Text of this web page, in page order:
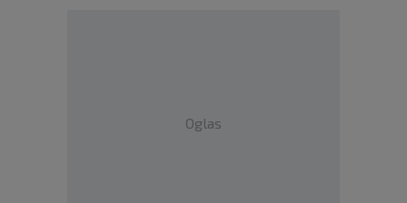
Oglas